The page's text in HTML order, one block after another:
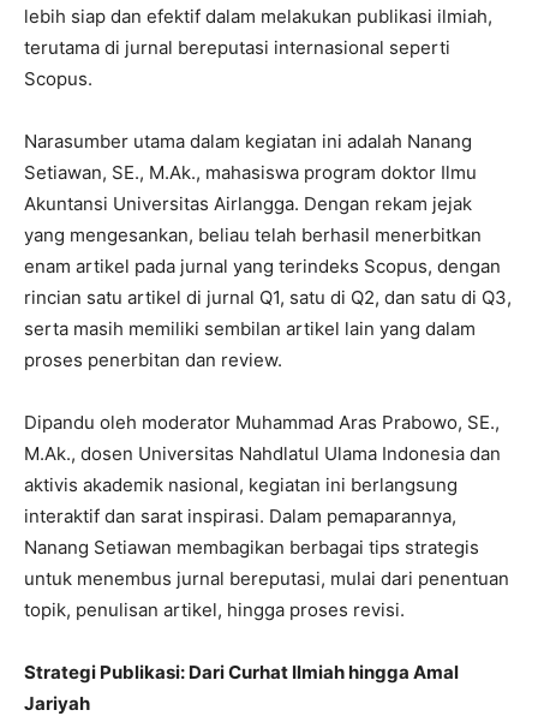
lebih siap dan efektif dalam melakukan publikasi ilmiah,
terutama di jurnal bereputasi internasional seperti
Scopus.
Narasumber utama dalam kegiatan ini adalah Nanang
Setiawan, SE., M.Ak., mahasiswa program doktor Ilmu
Akuntansi Universitas Airlangga. Dengan rekam jejak
yang mengesankan, beliau telah berhasil menerbitkan
enam artikel pada jurnal yang terindeks Scopus, dengan
rincian satu artikel di jurnal Q1, satu di Q2, dan satu di Q3,
serta masih memiliki sembilan artikel lain yang dalam
proses penerbitan dan review.
Dipandu oleh moderator Muhammad Aras Prabowo, SE.,
M.Ak., dosen Universitas Nahdlatul Ulama Indonesia dan
aktivis akademik nasional, kegiatan ini berlangsung
interaktif dan sarat inspirasi. Dalam pemaparannya,
Nanang Setiawan membagikan berbagai tips strategis
untuk menembus jurnal bereputasi, mulai dari penentuan
topik, penulisan artikel, hingga proses revisi.
Strategi Publikasi: Dari Curhat Ilmiah hingga Amal
Jariyah